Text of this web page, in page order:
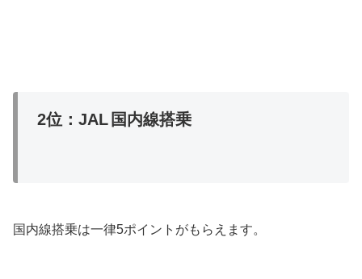
2位：JAL 国内線搭乗
国内線搭乗は一律5ポイントがもらえます。